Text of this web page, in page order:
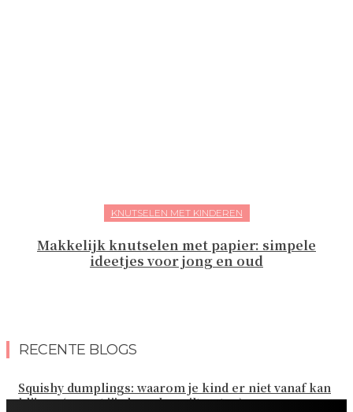
KNUTSELEN MET KINDEREN
Makkelijk knutselen met papier: simpele
ideetjes voor jong en oud
RECENTE BLOGS
Squishy dumplings: waarom je kind er niet vanaf kan
blijven (en wat jij als ouder wilt weten)